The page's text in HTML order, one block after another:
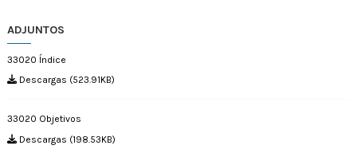
ADJUNTOS
33020 Índice
Descargas (523.91KB)
33020 Objetivos
Descargas (198.53KB)